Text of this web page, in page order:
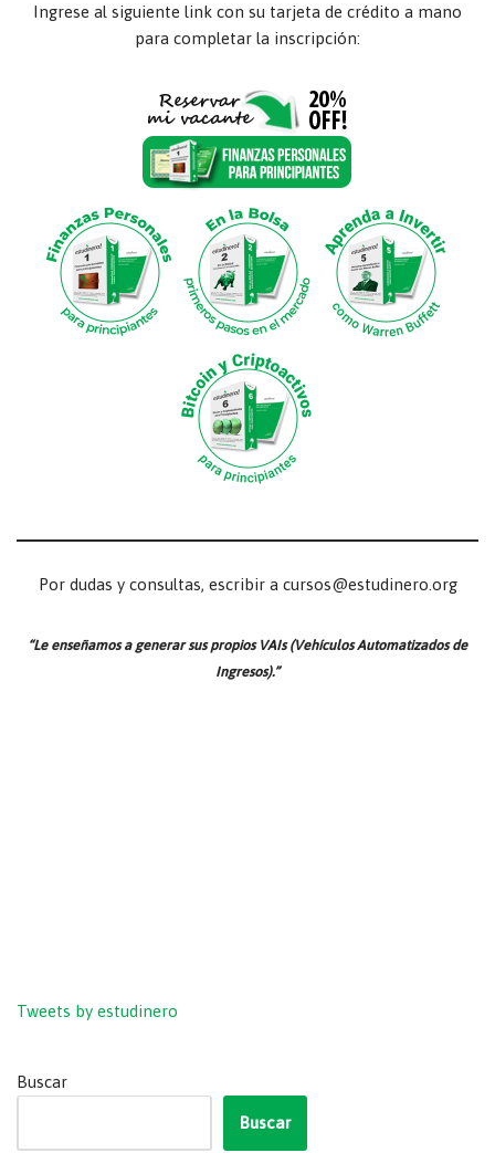
Ingrese al siguiente link con su tarjeta de crédito a mano
para completar la inscripción:
Por dudas y consultas, escribir a cursos@estudinero.org
“Le enseñamos a generar sus propios VAIs (Vehículos Automatizados de
Ingresos).”
Tweets by estudinero
Buscar
Buscar